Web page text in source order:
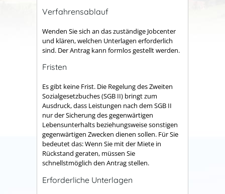
Verfahrensablauf
Wenden Sie sich an das zuständige Jobcenter
und klären, welchen Unterlagen erforderlich
sind. Der Antrag kann formlos gestellt werden.
Fristen
Es gibt keine Frist. Die Regelung des Zweiten
Sozialgesetzbuches (SGB II) bringt zum
Ausdruck, dass Leistungen nach dem SGB II
nur der Sicherung des gegenwärtigen
Lebensunterhalts beziehungsweise sonstigen
gegenwärtigen Zwecken dienen sollen. Für Sie
bedeutet das: Wenn Sie mit der Miete in
Rückstand geraten, müssen Sie
schnellstmöglich den Antrag stellen.
Erforderliche Unterlagen